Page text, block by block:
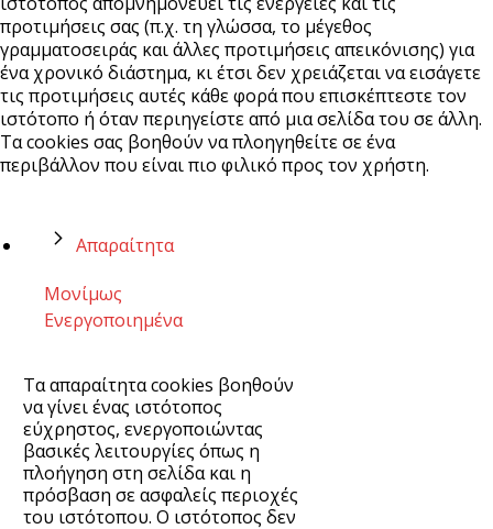
προτιμήσεις σας (π.χ. τη γλώσσα, το μέγεθος
γραμματοσειράς και άλλες προτιμήσεις απεικόνισης) για
ένα χρονικό διάστημα, κι έτσι δεν χρειάζεται να εισάγετε
τις προτιμήσεις αυτές κάθε φορά που επισκέπτεστε τον
ιστότοπο ή όταν περιηγείστε από μια σελίδα του σε άλλη.
Τα cookies σας βοηθούν να πλοηγηθείτε σε ένα
περιβάλλον που είναι πιο φιλικό προς τον χρήστη.
Απαραίτητα
Μονίμως
Ενεργοποιημένα
Τα απαραίτητα cookies βοηθούν
να γίνει ένας ιστότοπος
εύχρηστος, ενεργοποιώντας
βασικές λειτουργίες όπως η
πλοήγηση στη σελίδα και η
πρόσβαση σε ασφαλείς περιοχές
του ιστότοπου. Ο ιστότοπος δεν